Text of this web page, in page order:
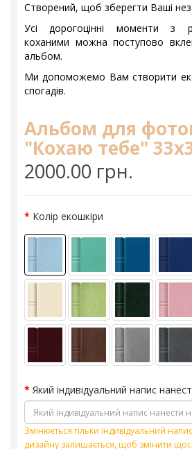
Створений, щоб зберегти Ваші
Усі дорогоцінні моменти з
коханими можна поступово
альбом.
Ми допоможемо Вам створити
спогадів.
Альбом для
"Кохаю тебе"
2000.00 грн.
Колір екошкіри
Який індивідуальний напис
Змінюється тільки індивідуальний
дизайну залишається, щоб змінити